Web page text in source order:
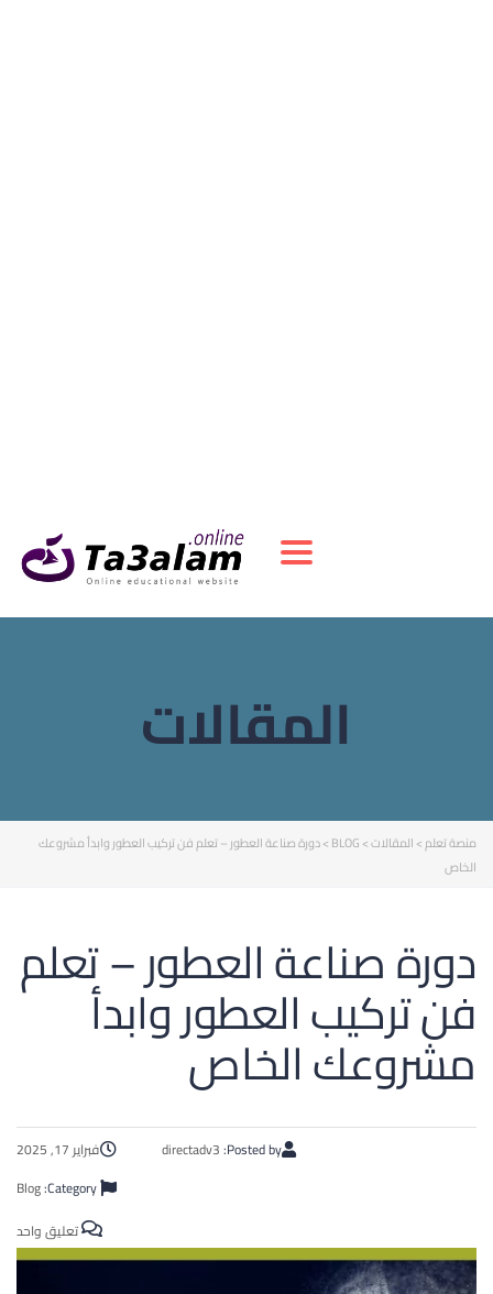
Toggle navigation
المقالات
منصة تعلم> المقالات>
BLOG
>دورة صناعة العطور – تعلم فن تركيب العطور وابدأ مشروعك
الخاص
دورة صناعة العطور – تعلم
فن تركيب العطور وابدأ
مشروعك الخاص
فبراير 17, 2025 Posted by:
directadv3
Blog
تعليق واحد